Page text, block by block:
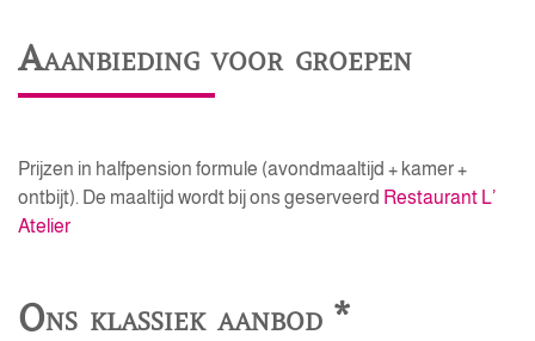
Aaanbieding voor groepen
Prijzen in halfpension formule (avondmaaltijd + kamer +
ontbijt). De maaltijd wordt bij ons geserveerd Restaurant L’
Atelier
Ons klassiek aanbod *